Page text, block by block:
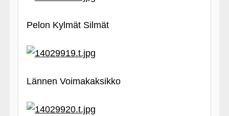
Pelon Kylmät Silmät
Lännen Voimakaksikko